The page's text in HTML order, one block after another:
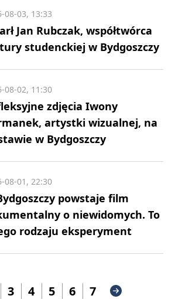
Jan Rubczak, współtwórca
studenckiej w Bydgoszczy
08-03, 13:33
zdjęcia Iwony
artystki wizualnej, na
w Bydgoszczy
08-02, 11:30
powstaje film
o niewidomych. To
rodzaju eksperyment
08-01, 22:30
3 4 5 6 7